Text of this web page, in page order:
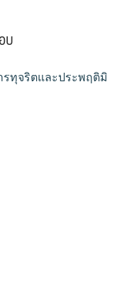
บ
รทุจริตและประพฤติมิ